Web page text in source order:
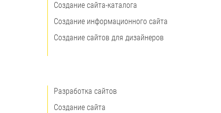
Создание сайта-каталога
Создание информационного сайта
Создание сайтов для дизайнеров
Разработка сайтов
Создание сайта